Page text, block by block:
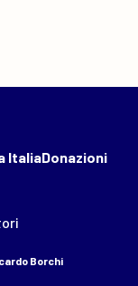
ItaliaDonazioni
Borchi